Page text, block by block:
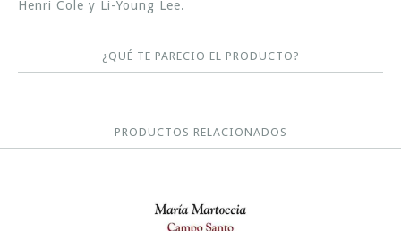
Henri Cole y Li-Young Lee.
¿QUÉ TE PARECIO EL PRODUCTO?
PRODUCTOS RELACIONADOS